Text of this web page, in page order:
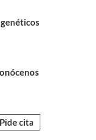
Pide cita